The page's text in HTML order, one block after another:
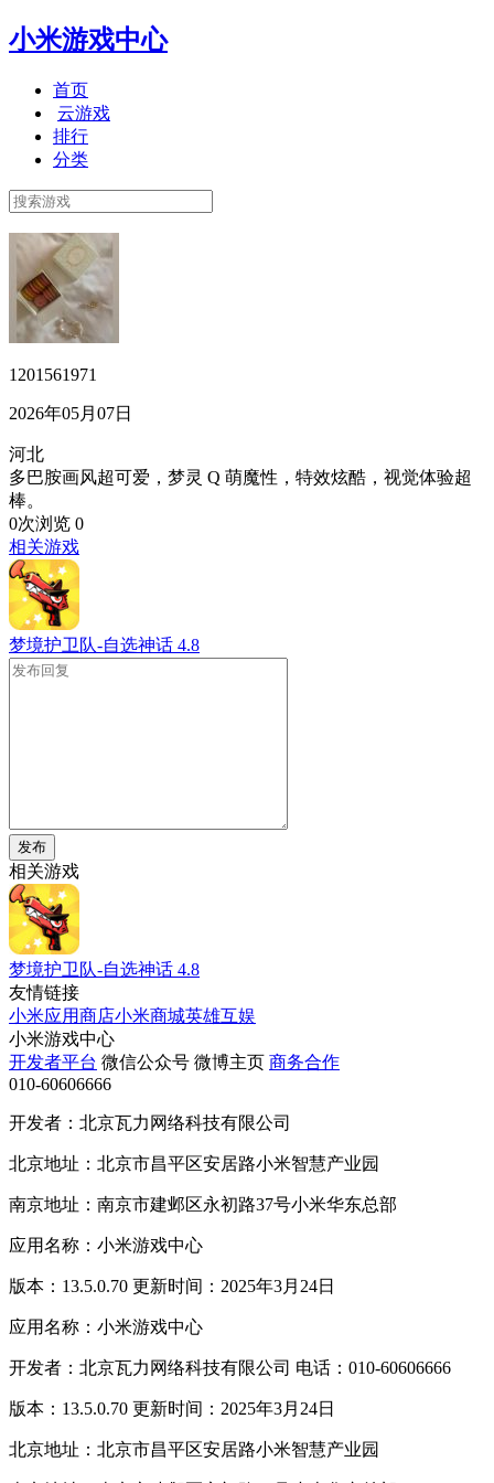
小米游戏中心
首页
云游戏
排行
分类
1201561971
2026年05月07日
河北
多巴胺画风超可爱，梦灵 Q 萌魔性，特效炫酷，视觉体验超
棒。
0次浏览 0
相关游戏
梦境护卫队-自选神话 4.8
发布
相关游戏
梦境护卫队-自选神话 4.8
友情链接
小米应用商店小米商城英雄互娱
小米游戏中心
开发者平台 微信公众号 微博主页 商务合作
010-60606666
开发者：北京瓦力网络科技有限公司
北京地址：北京市昌平区安居路小米智慧产业园
南京地址：南京市建邺区永初路37号小米华东总部
应用名称：小米游戏中心
版本：13.5.0.70 更新时间：2025年3月24日
应用名称：小米游戏中心
开发者：北京瓦力网络科技有限公司 电话：010-60606666
版本：13.5.0.70 更新时间：2025年3月24日
北京地址：北京市昌平区安居路小米智慧产业园